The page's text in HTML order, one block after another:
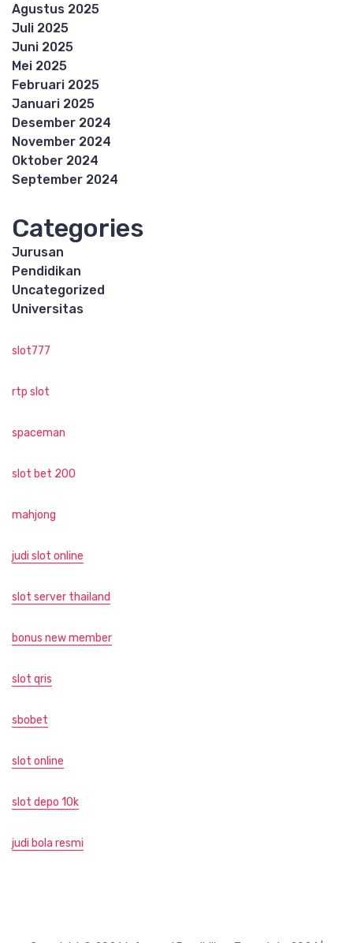
Agustus 2025
Juli 2025
Juni 2025
Mei 2025
Februari 2025
Januari 2025
Desember 2024
November 2024
Oktober 2024
September 2024
Categories
Jurusan
Pendidikan
Uncategorized
Universitas
slot777
rtp slot
spaceman
slot bet 200
mahjong
judi slot online
slot server thailand
bonus new member
slot qris
sbobet
slot online
slot depo 10k
judi bola resmi